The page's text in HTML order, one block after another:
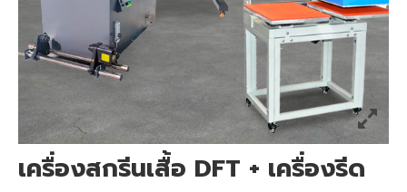
เครื่องสกรีนผ้า Mimaki TS100+1600 จับคู่
เครื่องรีดโรล 190 cm.
เครื่องพิมพ์ซับลิเมชั่น Mimaki TS55-1800
เครื่องพิมพ์ซับลิเมชั่น Mimaki TS330-1600
เครื่องพิมพ์สกรีน mimaki ts330 จับคู่
Heatroller 1.7m
เครื่องสกรีนเสื้อ DFT + เครื่องรีด